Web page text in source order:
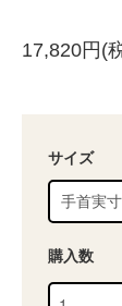
17,820円(
サイズ
購入数